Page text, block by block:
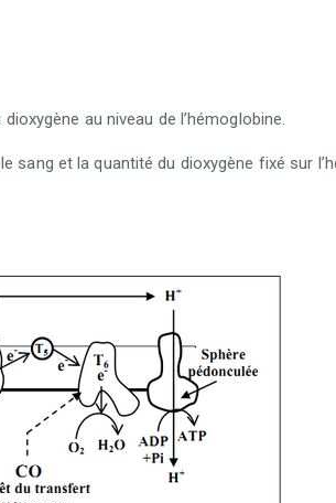
au niveau de l’hémoglobine.
et la quantité du dioxygène fixé sur